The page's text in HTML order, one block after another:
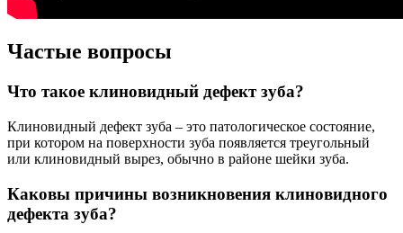
Частые вопросы
Что такое клиновидный дефект зуба?
Клиновидный дефект зуба – это патологическое состояние,
при котором на поверхности зуба появляется треугольный
или клиновидный вырез, обычно в районе шейки зуба.
Каковы причины возникновения клиновидного
дефекта зуба?